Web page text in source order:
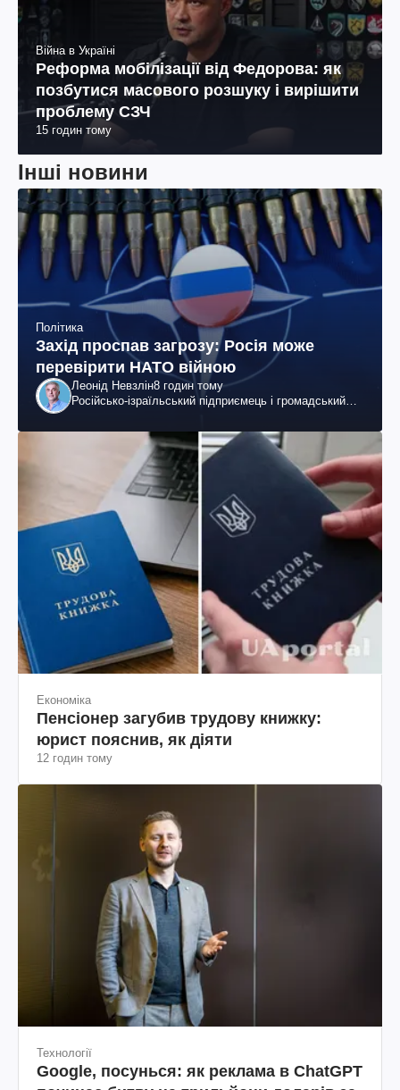
Війна в Україні
Реформа мобілізації від Федорова: як
позбутися масового розшуку і вирішити
проблему СЗЧ
15 годин тому
Інші новини
Політика
Захід проспав загрозу: Росія може
перевірити НАТО війною
Леонід Невзлін8 годин тому
Російсько-ізраїльський підприємець і громадський
Економіка
Пенсіонер загубив трудову книжку:
юрист пояснив, як діяти
12 годин тому
Технології
Google, посунься: як реклама в ChatGPT